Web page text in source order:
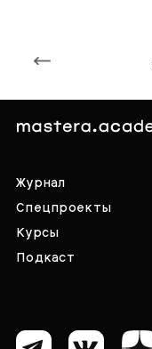
Журнал
Спецпроекты
Курсы
Подкаст